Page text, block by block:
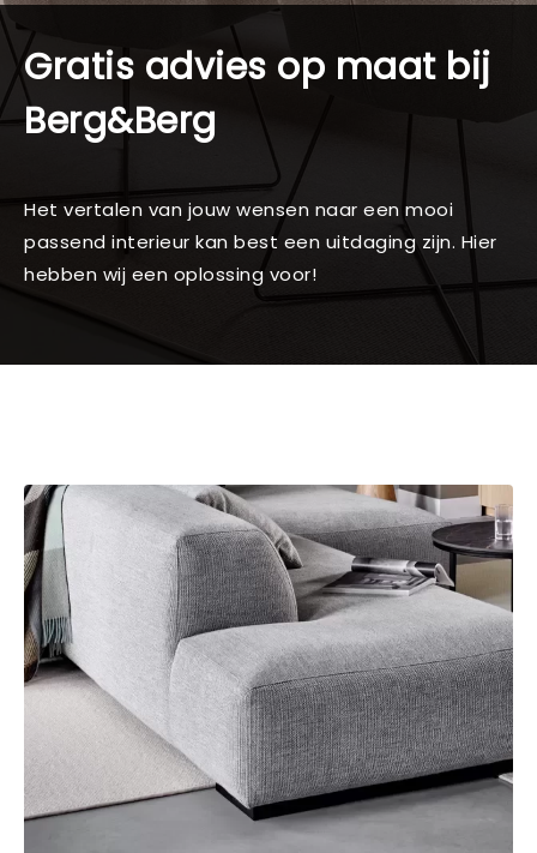
Gratis advies op maat bij
Berg&Berg
Het vertalen van jouw wensen naar een mooi
passend interieur kan best een uitdaging zijn. Hier
hebben wij een oplossing voor!